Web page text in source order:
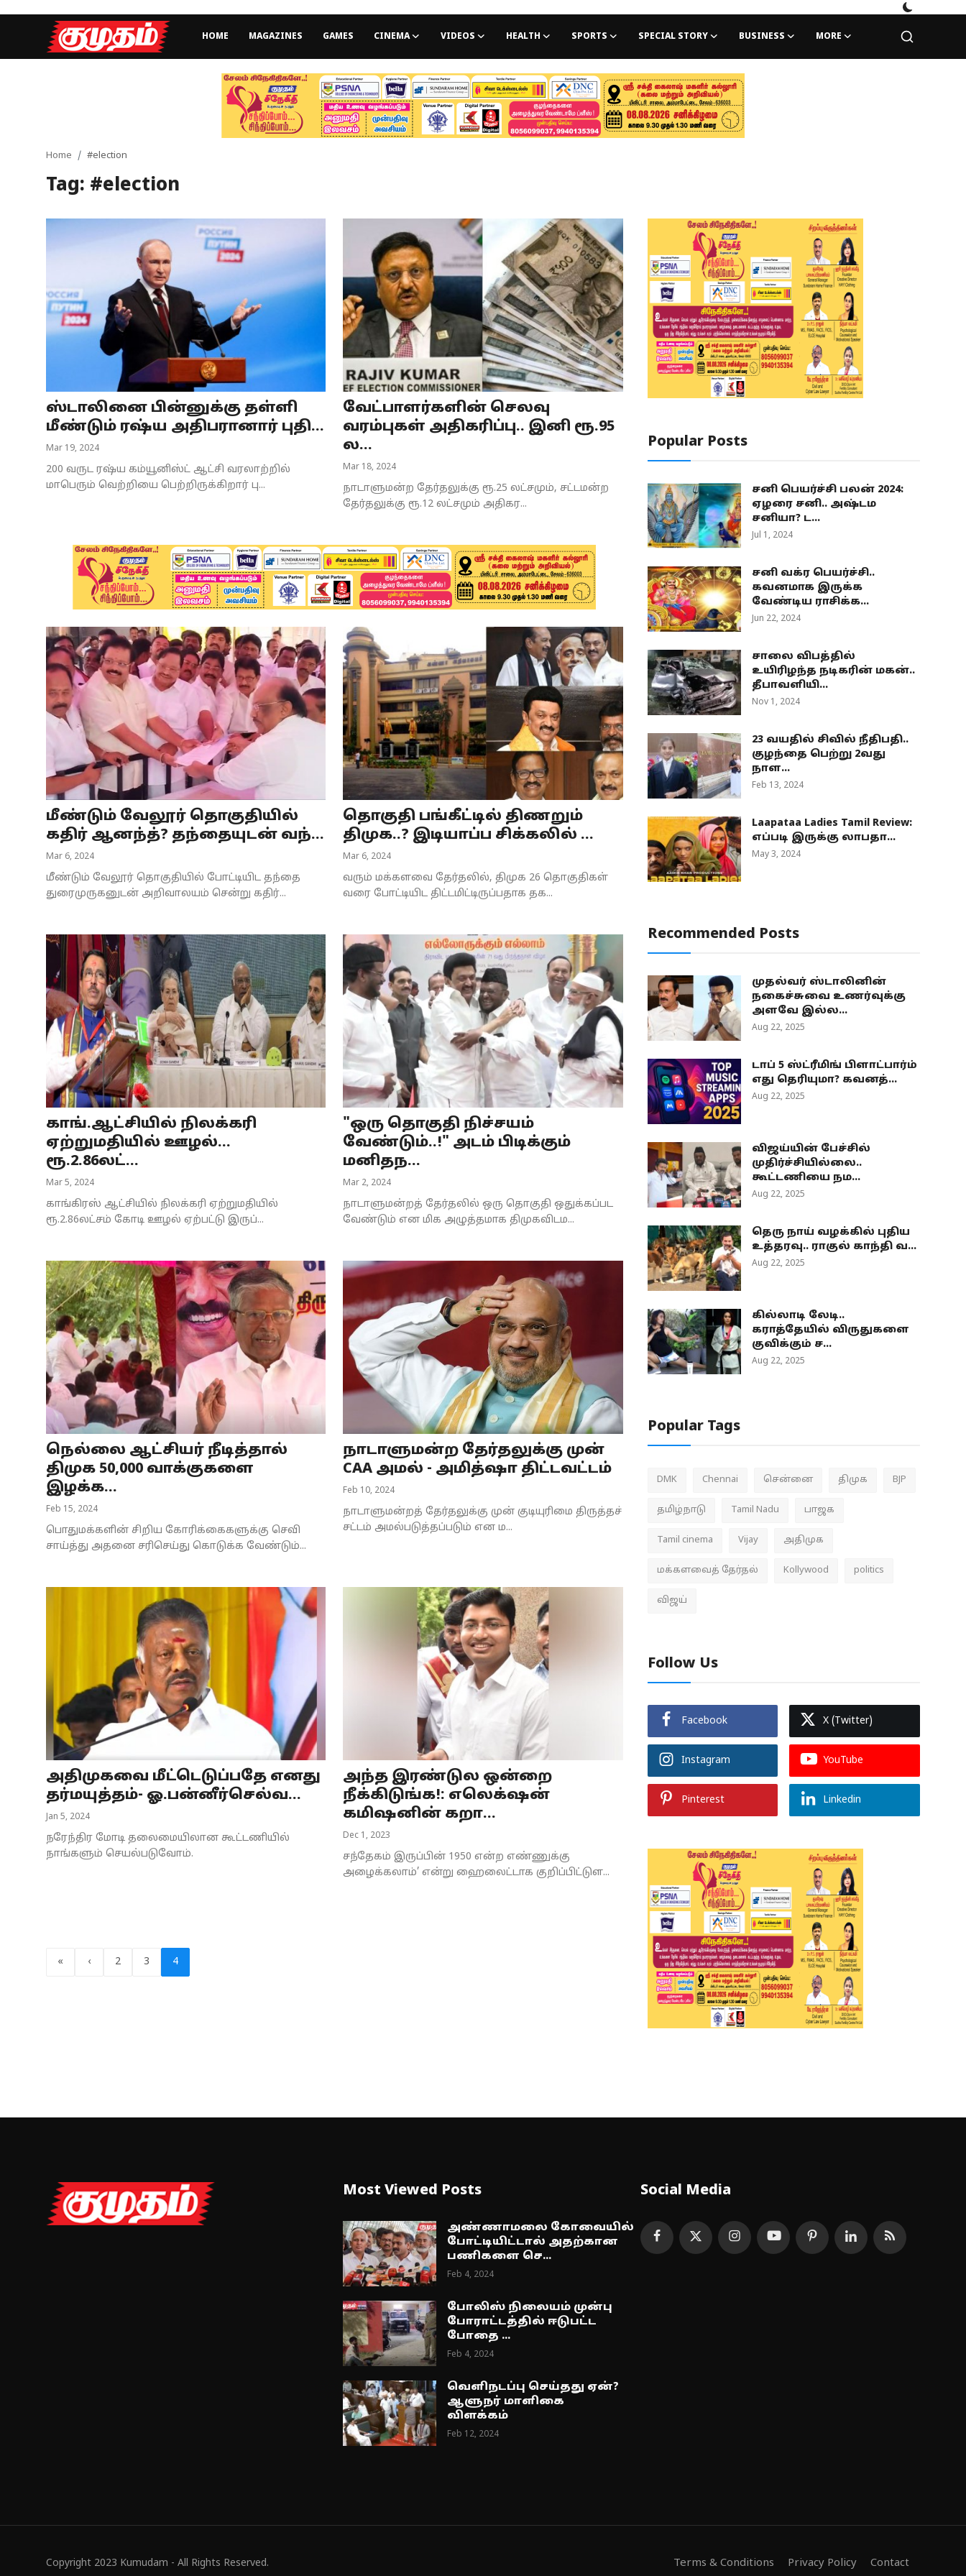
HOME MAGAZINES GAMES CINEMA VIDEOS HEALTH SPORTS SPECIAL STORY BUSINESS MORE
Games
Videos
Special Story
Tamilnadu
Home #election
Tag: #election
ஸ்டாலினை பின்னுக்கு தள்ளி
மீண்டும் ரஷ்ய அதிபரானார் புதி...
Mar 19, 2024
200 வருட ரஷ்ய கம்யூனிஸ்ட் ஆட்சி வரலாற்றில்
மாபெரும் வெற்றியை பெற்றிருக்கிறார் பு...
வேட்பாளர்களின் செலவு
வரம்புகள் அதிகரிப்பு.. இனி ரூ.95
ல...
Mar 18, 2024
நாடாளுமன்ற தேர்தலுக்கு ரூ.25 லட்சமும், சட்டமன்ற
தேர்தலுக்கு ரூ.12 லட்சமும் அதிகர...
மீண்டும் வேலூர் தொகுதியில்
கதிர் ஆனந்த்? தந்தையுடன் வந்...
Mar 6, 2024
மீண்டும் வேலூர் தொகுதியில் போட்டியிட தந்தை
துரைமுருகனுடன் அறிவாலயம் சென்று கதிர்...
தொகுதி பங்கீட்டில் திணறும்
திமுக..? இடியாப்ப சிக்கலில் ...
Mar 6, 2024
வரும் மக்களவை தேர்தலில், திமுக 26 தொகுதிகள்
வரை போட்டியிட திட்டமிட்டிருப்பதாக தக...
காங்.ஆட்சியில் நிலக்கரி
ஏற்றுமதியில் ஊழல்...
ரூ.2.86லட்...
Mar 5, 2024
காங்கிரஸ் ஆட்சியில் நிலக்கரி ஏற்றுமதியில்
ரூ.2.86லட்சம் கோடி ஊழல் ஏற்பட்டு இருப்...
"ஒரு தொகுதி நிச்சயம்
வேண்டும்..!" அடம் பிடிக்கும்
மனிதந...
Mar 2, 2024
நாடாளுமன்றத் தேர்தலில் ஒரு தொகுதி ஒதுக்கப்பட
வேண்டும் என மிக அழுத்தமாக திமுகவிடம...
நெல்லை ஆட்சியர் நீடித்தால்
திமுக 50,000 வாக்குகளை
இழக்க...
Feb 15, 2024
பொதுமக்களின் சிறிய கோரிக்கைகளுக்கு செவி
சாய்த்து அதனை சரிசெய்து கொடுக்க வேண்டும்...
நாடாளுமன்ற தேர்தலுக்கு முன்
CAA அமல் - அமித்ஷா திட்டவட்டம்
Feb 10, 2024
நாடாளுமன்றத் தேர்தலுக்கு முன் குடியுரிமை திருத்தச்
சட்டம் அமல்படுத்தப்படும் என ம...
அதிமுகவை மீட்டெடுப்பதே எனது
தர்மயுத்தம்- ஓ.பன்னீர்செல்வ...
Jan 5, 2024
நரேந்திர மோடி தலைமையிலான கூட்டணியில்
நாங்களும் செயல்படுவோம்.
அந்த இரண்டுல ஒன்றை
நீக்கிடுங்க!: எலெக்‌ஷன்
கமிஷனின் கறா...
Dec 1, 2023
சந்தேகம் இருப்பின் 1950 என்ற எண்ணுக்கு
அழைக்கலாம்’ என்று ஹைலைட்டாக குறிப்பிட்டுள...
« ‹ 2 3 4
Popular Posts
சனி பெயர்ச்சி பலன் 2024:
ஏழரை சனி.. அஷ்டம
சனியா? ட...
Jul 1, 2024
சனி வக்ர பெயர்ச்சி..
கவனமாக இருக்க
வேண்டிய ராசிக்க...
Jun 22, 2024
சாலை விபத்தில்
உயிரிழந்த நடிகரின் மகன்..
தீபாவளியி...
Nov 1, 2024
23 வயதில் சிவில் நீதிபதி..
குழந்தை பெற்று 2வது
நாள...
Feb 13, 2024
Laapataa Ladies Tamil Review:
எப்படி இருக்கு லாபதா...
May 3, 2024
Recommended Posts
முதல்வர் ஸ்டாலினின்
நகைச்சுவை உணர்வுக்கு
அளவே இல்ல...
Aug 22, 2025
டாப் 5 ஸ்ட்ரீமிங் பிளாட்பார்ம்
எது தெரியுமா? கவனத்...
Aug 22, 2025
விஜய்யின் பேச்சில்
முதிர்ச்சியில்லை..
கூட்டணியை நம...
Aug 22, 2025
தெரு நாய் வழக்கில் புதிய
உத்தரவு.. ராகுல் காந்தி வ...
Aug 22, 2025
கில்லாடி லேடி..
கராத்தேயில் விருதுகளை
குவிக்கும் ச...
Aug 22, 2025
Popular Tags
DMK Chennai சென்னை திமுக BJP
தமிழ்நாடு Tamil Nadu பாஜக
Tamil cinema Vijay அதிமுக
மக்களவைத் தேர்தல் Kollywood politics
விஜய்
Follow Us
Facebook X (Twitter)
Instagram YouTube
Pinterest Linkedin
Most Viewed Posts
அண்ணாமலை கோவையில்
போட்டியிட்டால் அதற்கான
பணிகளை செ...
Feb 4, 2024
போலிஸ் நிலையம் முன்பு
போராட்டத்தில் ஈடுபட்ட
போதை ...
Feb 4, 2024
வெளிநடப்பு செய்தது ஏன்?
ஆளுநர் மாளிகை
விளக்கம்
Feb 12, 2024
Social Media
Copyright 2023 Kumudam - All Rights Reserved. Terms & Conditions Privacy Policy Contact